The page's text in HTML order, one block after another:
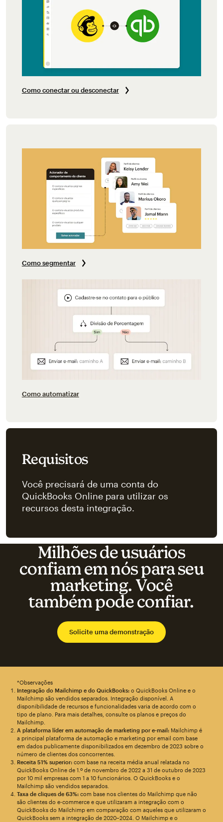
Como conectar ou desconectar
Como segmentar
Como automatizar
Requisitos
Você precisará de uma conta do
QuickBooks Online para utilizar os
recursos desta integração.
Milhões de usuários
confiam em nós para seu
marketing. Você
também pode confiar.
Solicite uma demonstração
*Observações
Integração do Mailchimp e do QuickBooks:o QuickBooks Online e o
Mailchimp são vendidos separados. Integração disponível. A
disponibilidade de recursos e funcionalidades varia de acordo com o
tipo de plano. Para mais detalhes, consulte os planos e preços do
Mailchimp.
A plataforma líder em automação de marketing por e-mail:Mailchimp é
a principal plataforma de automação e marketing por email com base
em dados publicamente disponibilizados em dezembro de 2023 sobre o
número de clientes dos concorrentes.
Receita 51% superior:com base na receita média anual relatada no
QuickBooks Online de 1.º de novembro de 2022 a 31 de outubro de 2023
por 10 mil empresas com 1 a 10 funcionários. O QuickBooks e o
Mailchimp são vendidos separados.
Taxa de cliques de 63%:com base nos clientes do Mailchimp que não
são clientes do e-commerce e que utilizaram a integração com o
QuickBooks do Mailchimp em comparação com aqueles que utilizaram o
QuickBooks sem a integração de 2020–2024. O Mailchimp e o